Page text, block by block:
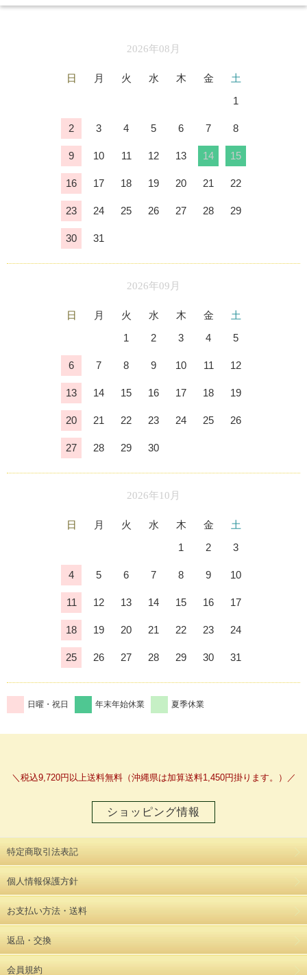
2026年08月
日 月 火 水 木 金
土
1
2 3 4 5 6 7 8
9 10 11 12 13 14 15
16 17 18 19 20 21 22
23 24 25 26 27 28 29
30 31
2026年09月
日 月 火 水 木 金
土
1
2 3 4 5
6 7 8 9 10 11 12
13 14 15 16 17 18 19
20 21 22 23 24 25 26
27 28 29 30
2026年10月
日 月 火 水 木 金
土
1
2 3
4 5 6 7 8 9 10
11 12 13 14 15 16 17
18 19 20 21 22 23 24
25 26 27 28 29 30 31
日曜・祝日 年末年始休業 夏季休業
＼税込9,720円以上送料無料（沖縄県は加算送料1,450円掛ります。）／
ショッピング情報
特定商取引法表記
個人情報保護方針
お支払い方法・送料
返品・交換
会員規約